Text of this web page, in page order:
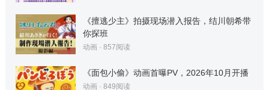
《擅逃少主》拍摄现场潜入报告，结川朝希带
你探班
动画· 857阅读
《面包小偷》动画首曝PV，2026年10月开播
动画· 849阅读